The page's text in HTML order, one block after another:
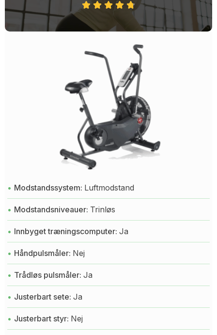
Modstandssystem: Luftmodstand
Modstandsniveauer: Trinløs
Innbyget træningscomputer: Ja
Håndpulsmåler: Nej
Trådløs pulsmåler: Ja
Justerbart sete: Ja
Justerbart styr: Nej